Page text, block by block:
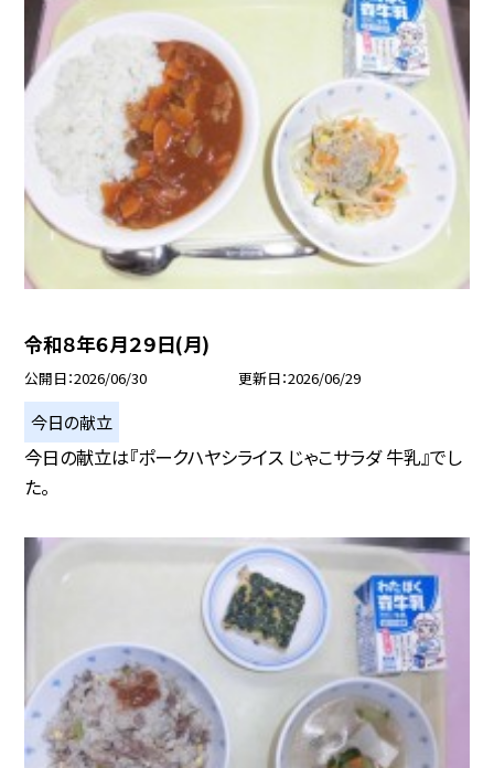
令和８年６月２９日(月)
公開日 2026/06/30 更新日 2026/06/29
今日の献立
今日の献立は『ポークハヤシライス じゃこサラダ 牛乳』でし
た。